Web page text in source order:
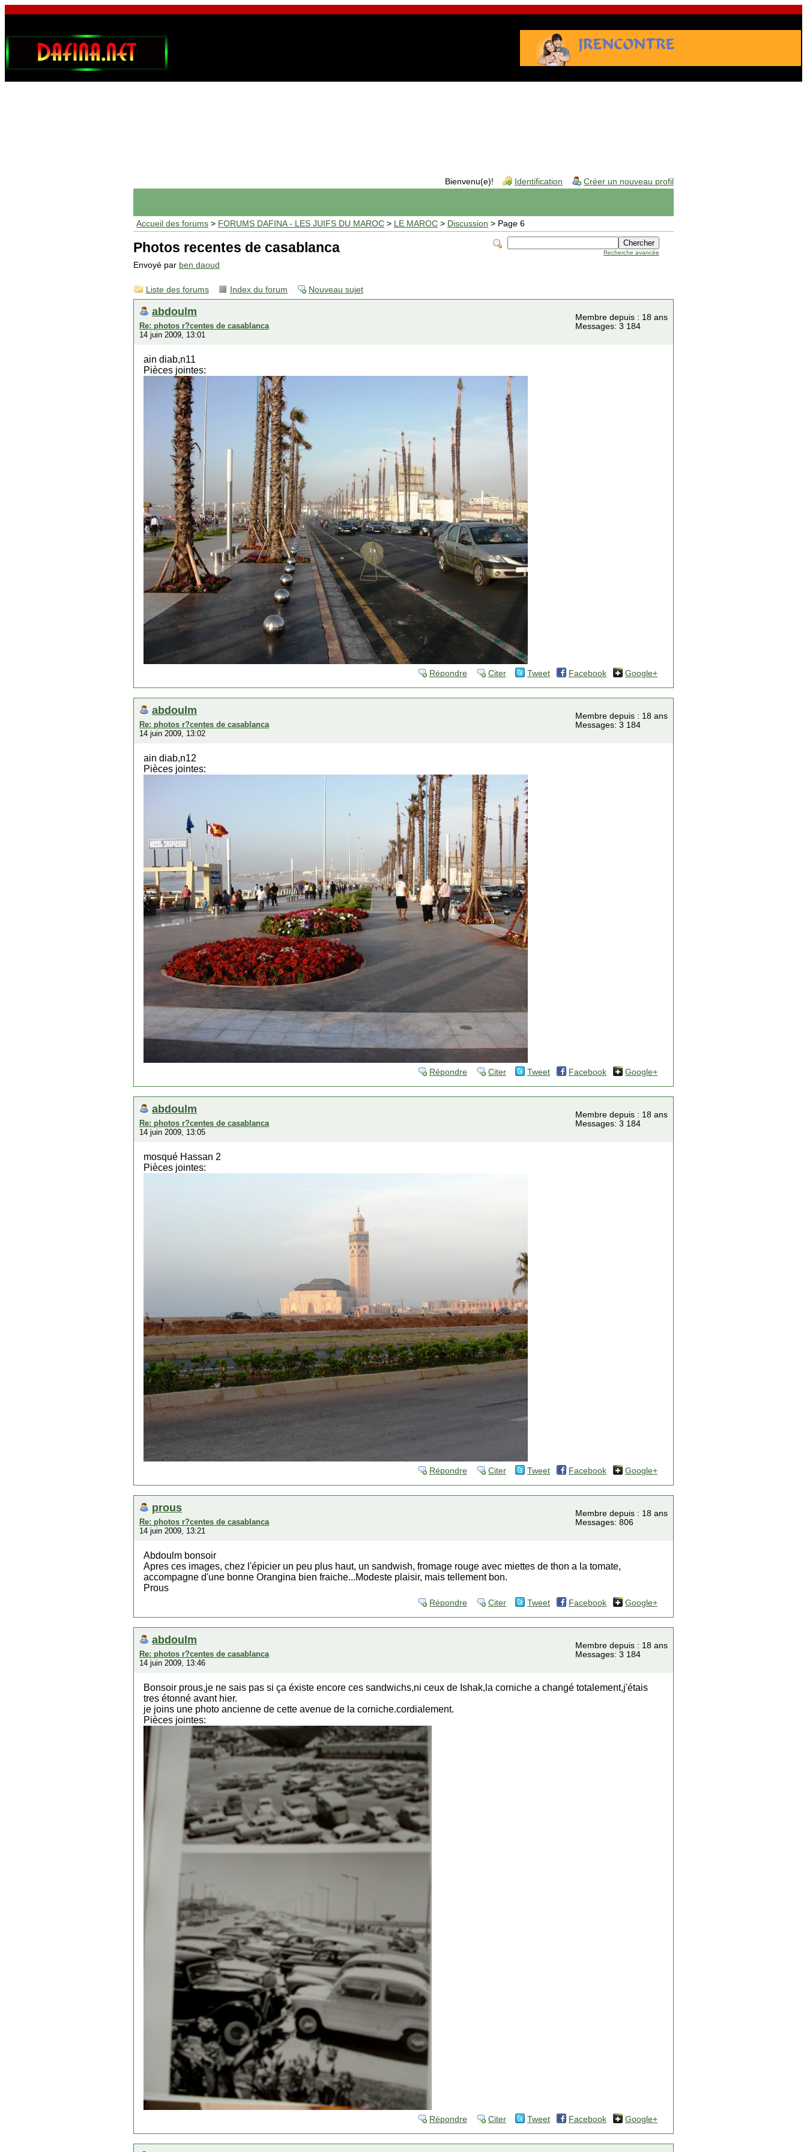
Bienvenu(e)! Identification Créer un nouveau profil
Accueil des forums > FORUMS DAFINA - LES JUIFS DU MAROC > LE MAROC > Discussion > Page 6
Recherche avancée
Photos recentes de casablanca
Envoyé par ben daoud
Liste des forums Index du forum Nouveau sujet
abdoulm
Re: photos r?centes de casablanca
14 juin 2009, 13:01
Membre depuis : 18 ans
Messages: 3 184
ain diab,n11
Pièces jointes:
Répondre Citer Tweet Facebook Google+
abdoulm
Re: photos r?centes de casablanca
14 juin 2009, 13:02
Membre depuis : 18 ans
Messages: 3 184
ain diab,n12
Pièces jointes:
Répondre Citer Tweet Facebook Google+
abdoulm
Re: photos r?centes de casablanca
14 juin 2009, 13:05
Membre depuis : 18 ans
Messages: 3 184
mosqué Hassan 2
Pièces jointes:
Répondre Citer Tweet Facebook Google+
prous
Re: photos r?centes de casablanca
14 juin 2009, 13:21
Membre depuis : 18 ans
Messages: 806
Abdoulm bonsoir
Apres ces images, chez l'épicier un peu plus haut, un sandwish, fromage rouge avec miettes de thon a la tomate,
accompagne d'une bonne Orangina bien fraiche...Modeste plaisir, mais tellement bon.
Prous
Répondre Citer Tweet Facebook Google+
abdoulm
Re: photos r?centes de casablanca
14 juin 2009, 13:46
Membre depuis : 18 ans
Messages: 3 184
Bonsoir prous,je ne sais pas si ça éxiste encore ces sandwichs,ni ceux de Ishak,la corniche a changé totalement,j'étais
tres étonné avant hier.
je joins une photo ancienne de cette avenue de la corniche.cordialement.
Pièces jointes:
Répondre Citer Tweet Facebook Google+